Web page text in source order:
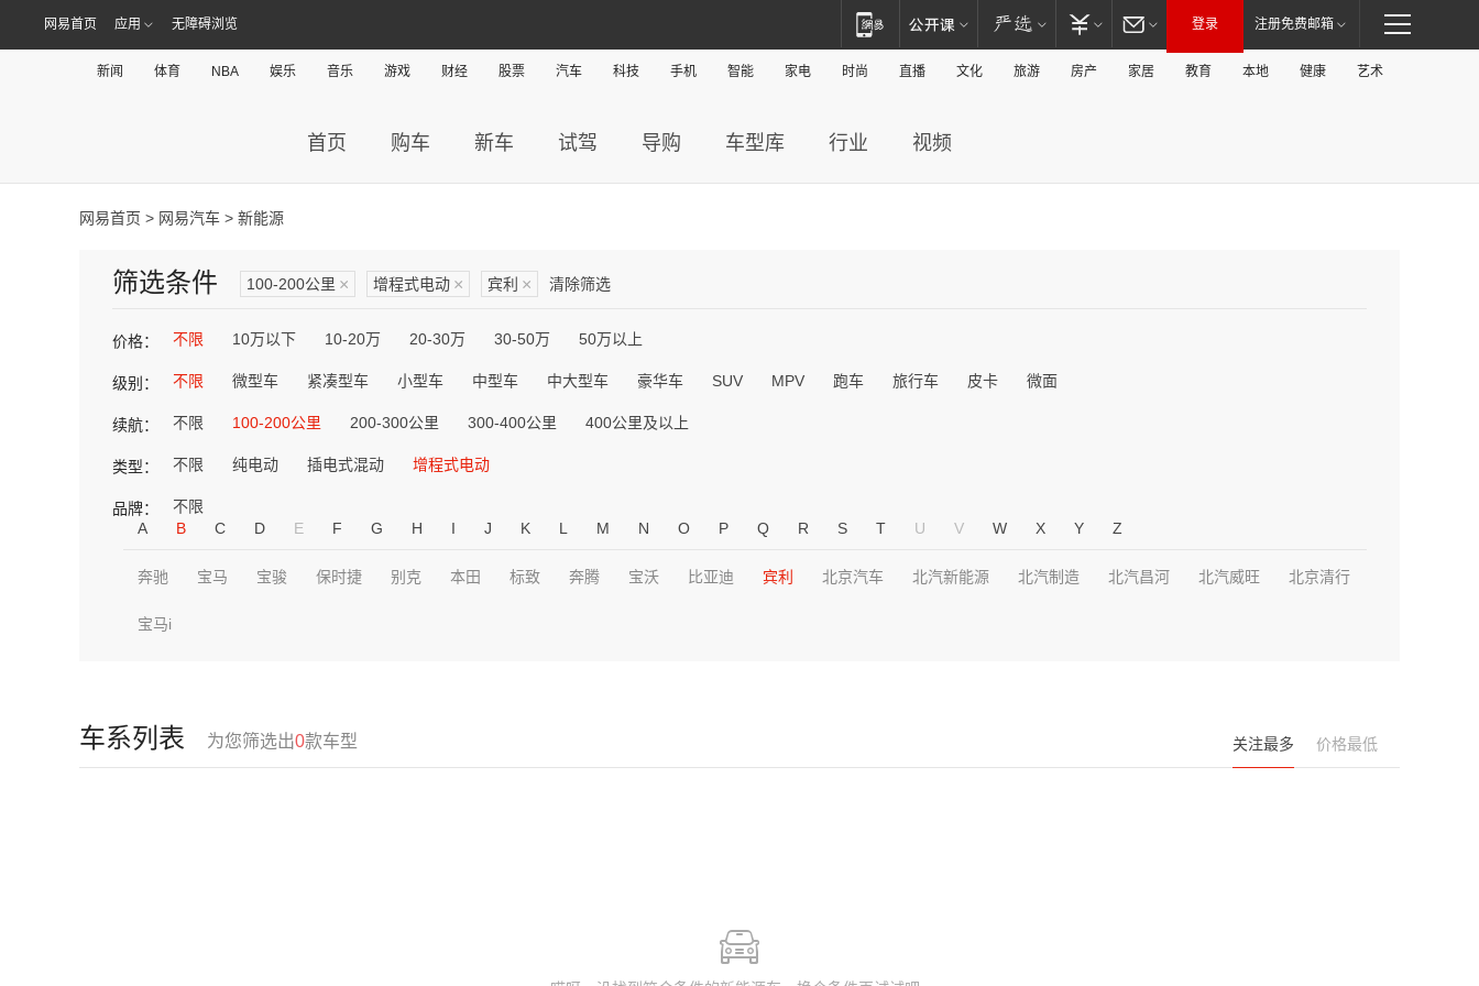
网易首页 应用 无障碍浏览 登录 注册免费邮箱
新闻 体育 NBA 娱乐 音乐 游戏 财经 股票 汽车 科技 手机 智能 家电 时尚 直播 文化 旅游 房产 家居 教育 本地 健康 艺术
首页 购车 新车 试驾 导购 车型库 行业 视频
网易首页 > 网易汽车 > 新能源
筛选条件 100-200公里 × 增程式电动 × 宾利 × 清除筛选
价格： 不限 10万以下 10-20万 20-30万 30-50万 50万以上
级别： 不限 微型车 紧凑型车 小型车 中型车 中大型车 豪华车 SUV MPV 跑车 旅行车 皮卡 微面
续航： 不限 100-200公里 200-300公里 300-400公里 400公里及以上
类型： 不限 纯电动 插电式混动 增程式电动
品牌：
不限
A
B C D E F G H I J K L M N O P Q R S T U V W X Y Z
奔驰 宝马 宝骏 保时捷 别克 本田 标致 奔腾 宝沃 比亚迪 宾利 北京汽车 北汽新能源 北汽制造 北汽昌河 北汽威旺 北京清行
宝马i
车系列表 为您筛选出0款车型 关注最多 价格最低